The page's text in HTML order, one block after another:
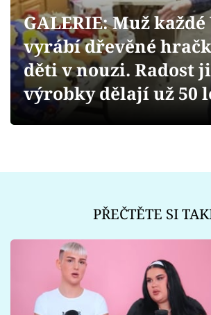
Videa
Sledujte prima+
GALERIE: Muž každé
vyrábí dřevěné
děti v nouzi. Radost
výrobky dělají už 50
PŘEČTĚTE SI